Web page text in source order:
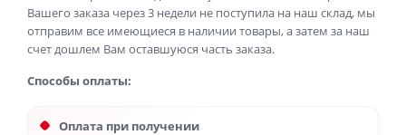
Вашего заказа через 3 недели не поступила на наш склад, мы
отправим все имеющиеся в наличии товары, а затем за наш
счет дошлем Вам оставшуюся часть заказа.
Способы оплаты:
Оплата при получении